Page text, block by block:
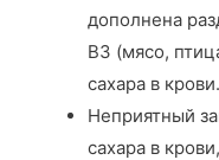
дополнена
В3 (мясо,
сахара в
Неприятный
сахара в